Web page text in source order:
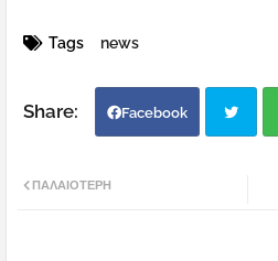
Tags news
Facebook
ΠΑΛΑΙΌΤΕΡΗ